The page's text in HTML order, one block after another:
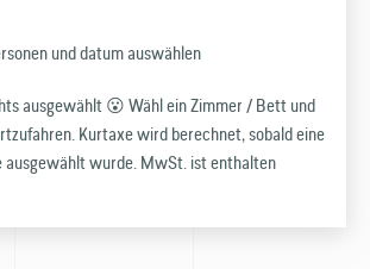
und datum auswählen
ausgewählt 😮 Wähl ein Zimmer / Bett und
Kurtaxe wird berechnet, sobald eine
ausgewählt wurde. MwSt. ist enthalten